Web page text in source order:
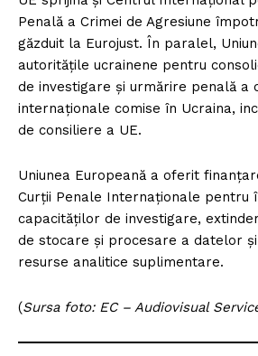
Penală a Crimei de Agresiune
găzduit la Eurojust. În paralel,
autoritățile ucrainene pentru
de investigare și urmărire penală a
internaționale comise în Ucraina,
de consiliere a UE.
Uniunea Europeană a oferit
Curții Penale Internaționale pentru
capacităților de investigare,
de stocare și procesare a datelor
resurse analitice suplimentare.
(Sursa foto: EC – Audiovisual